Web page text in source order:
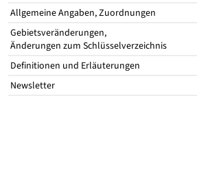
Allgemeine Angaben, Zuordnungen
Gebietsveränderungen,
Änderungen zum Schlüsselverzeichnis
Definitionen und Erläuterungen
Newsletter